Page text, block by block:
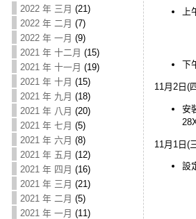
2022 年 三月 (21)
2022 年 二月 (7)
2022 年 一月 (9)
2021 年 十二月 (15)
2021 年 十一月 (19)
2021 年 十月 (15)
2021 年 九月 (18)
2021 年 八月 (20)
2021 年 七月 (5)
2021 年 六月 (8)
2021 年 五月 (12)
2021 年 四月 (16)
2021 年 三月 (21)
2021 年 二月 (5)
2021 年 一月 (11)
下
11月2日(
安
11月1日(
設